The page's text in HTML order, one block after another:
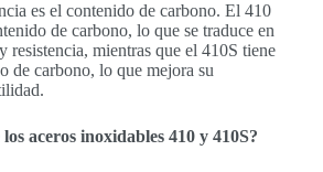
es el contenido de carbono. El 410
de carbono, lo que se traduce en
resistencia, mientras que el 410S tiene
de carbono, lo que mejora su
aceros inoxidables 410 y 410S?